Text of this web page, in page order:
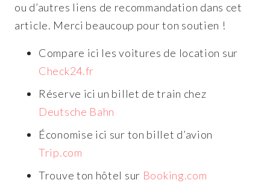
ou d’autres liens de recommandation dans cet
article. Merci beaucoup pour ton soutien !
Compare ici les voitures de location sur
Check24.fr
Réserve ici un billet de train chez
Deutsche Bahn
Économise ici sur ton billet d’avion
Trip.com
Trouve ton hôtel sur Booking.com